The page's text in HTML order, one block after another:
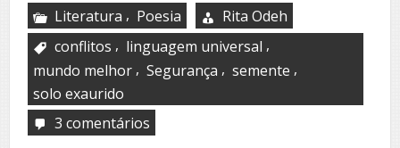
Literatura , Poesia
Rita Odeh
conflitos , linguagem universal ,
mundo melhor , Segurança , semente ,
solo exaurido
3 comentários